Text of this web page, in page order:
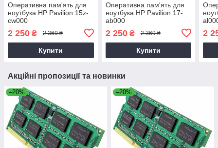
Оперативна пам'ять для
ноутбука HP Pavilion 15z-
cw000
2 250 ₴ 2 369 ₴
Купити
Оперативна пам'ять для
ноутбука HP Pavilion 17-
ab000
2 250₴ 2 369 ₴
Купити
2
Акційні пропозиції та новинки
–20% –20%